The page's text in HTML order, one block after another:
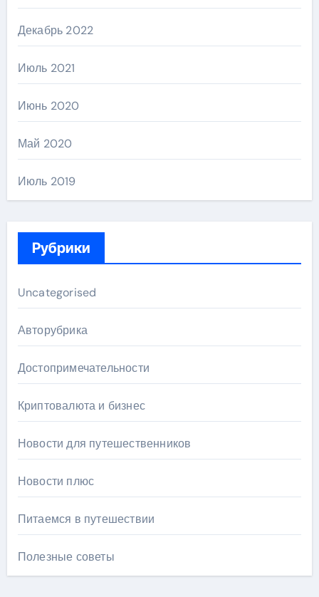
Декабрь 2022
Июль 2021
Июнь 2020
Май 2020
Июль 2019
Рубрики
Uncategorised
Авторубрика
Достопримечательности
Криптовалюта и бизнес
Новости для путешественников
Новости плюс
Питаемся в путешествии
Полезные советы